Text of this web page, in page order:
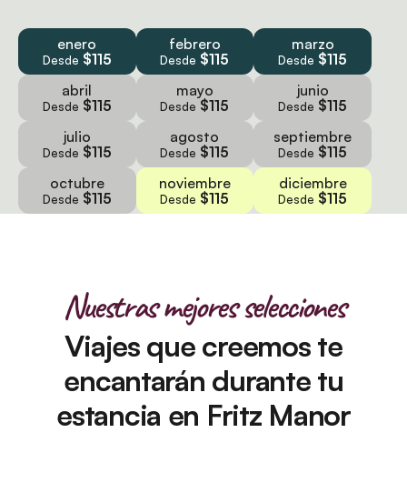
enero
Desde $115
febrero
Desde $115
marzo
Desde $115
abril
Desde $115
mayo
Desde $115
junio
Desde $115
julio
Desde $115
agosto
Desde $115
septiembre
Desde $115
octubre
Desde $115
noviembre
Desde $115
diciembre
Desde $115
Nuestras mejores selecciones
Viajes que creemos te
encantarán durante tu
estancia en Fritz Manor